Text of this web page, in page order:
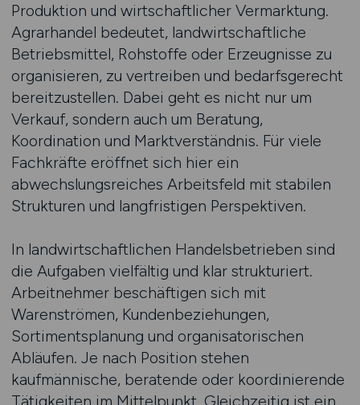
Produktion und wirtschaftlicher Vermarktung.
Agrarhandel bedeutet, landwirtschaftliche
Betriebsmittel, Rohstoffe oder Erzeugnisse zu
organisieren, zu vertreiben und bedarfsgerecht
bereitzustellen. Dabei geht es nicht nur um
Verkauf, sondern auch um Beratung,
Koordination und Marktverständnis. Für viele
Fachkräfte eröffnet sich hier ein
abwechslungsreiches Arbeitsfeld mit stabilen
Strukturen und langfristigen Perspektiven.
In landwirtschaftlichen Handelsbetrieben sind
die Aufgaben vielfältig und klar strukturiert.
Arbeitnehmer beschäftigen sich mit
Warenströmen, Kundenbeziehungen,
Sortimentsplanung und organisatorischen
Abläufen. Je nach Position stehen
kaufmännische, beratende oder koordinierende
Tätigkeiten im Mittelpunkt. Gleichzeitig ist ein